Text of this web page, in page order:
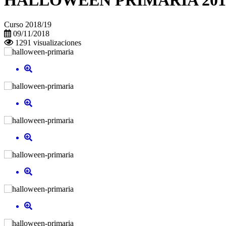
Curso 2018/19
09/11/2018
1291 visualizaciones